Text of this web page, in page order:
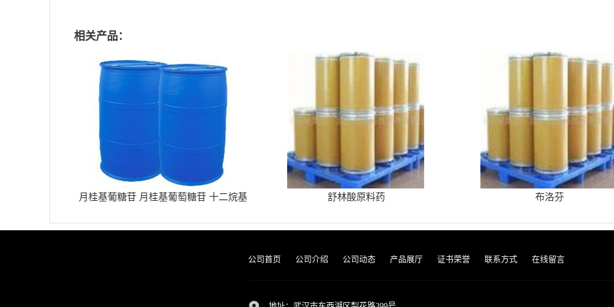
相关产品：
月桂基葡糖苷 月桂基葡萄糖苷 十二烷基
舒林酸原料药 布洛芬
公司首页 公司介绍 公司动态 产品展厅 证书荣誉 联系方式 在线留言